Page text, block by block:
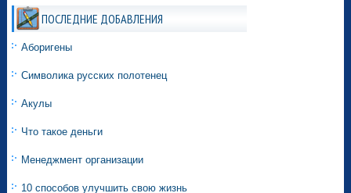
ПОСЛЕДНИЕ ДОБАВЛЕНИЯ
Аборигены
Символика русских полотенец
Акулы
Что такое деньги
Менеджмент организации
10 способов улучшить свою жизнь